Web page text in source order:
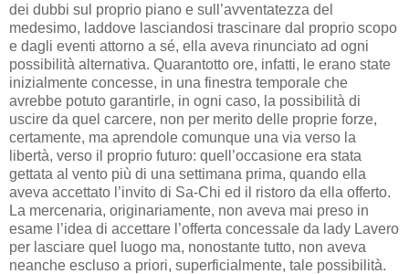
dei dubbi sul proprio piano e sull’avventatezza del
medesimo, laddove lasciandosi trascinare dal proprio scopo
e dagli eventi attorno a sé, ella aveva rinunciato ad ogni
possibilità alternativa. Quarantotto ore, infatti, le erano state
inizialmente concesse, in una finestra temporale che
avrebbe potuto garantirle, in ogni caso, la possibilità di
uscire da quel carcere, non per merito delle proprie forze,
certamente, ma aprendole comunque una via verso la
libertà, verso il proprio futuro: quell’occasione era stata
gettata al vento più di una settimana prima, quando ella
aveva accettato l’invito di Sa-Chi ed il ristoro da ella offerto.
La mercenaria, originariamente, non aveva mai preso in
esame l’idea di accettare l’offerta concessale da lady Lavero
per lasciare quel luogo ma, nonostante tutto, non aveva
neanche escluso a priori, superficialmente, tale possibilità.